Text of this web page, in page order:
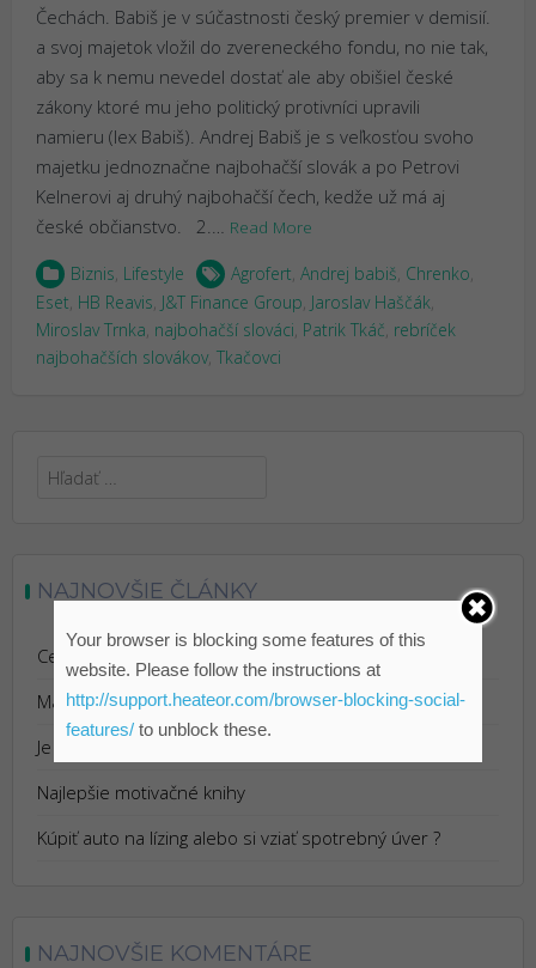
Čechách. Babiš je v súčastnosti český premier v demisií.
a svoj majetok vložil do zvereneckého fondu, no nie tak,
aby sa k nemu nevedel dostať ale aby obišiel české
zákony ktoré mu jeho politický protivníci upravili
namieru (lex Babiš). Andrej Babiš je s veľkosťou svoho
majetku jednoznačne najbohačší slovák a po Petrovi
Kelnerovi aj druhý najbohačší čech, kedže už má aj
české občianstvo. 2.…
Read More
Biznis, Lifestyle Agrofert, Andrej babiš, Chrenko,
Eset, HB Reavis, J&T Finance Group, Jaroslav Haščák,
Miroslav Trnka, najbohačší slováci, Patrik Tkáč, rebríček
najbohačších slovákov, Tkačovci
Hľadať:
NAJNOVŠIE ČLÁNKY
Cestovanie s Istotou: Výhody Cestovného Poistenia
Marketing pre reštaurácie
Je Bitcoin podvod?
Najlepšie motivačné knihy
Kúpiť auto na lízing alebo si vziať spotrebný úver ?
NAJNOVŠIE KOMENTÁRE
Your browser is blocking some features of this
website. Please follow the instructions at
http://support.heateor.com/browser-blocking-social-
features/to unblock these.